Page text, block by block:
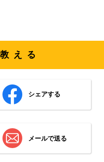
える
シェアする
メールで送る